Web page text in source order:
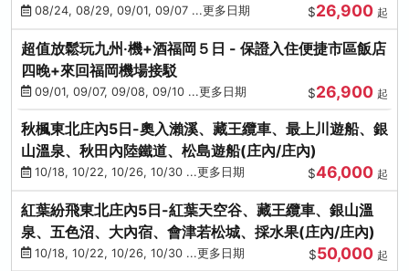
見浦08/24, 08/29, 09/01, 09/07 ...更多日期 $26,900 起
超值放鬆玩九州‧機+酒福岡５日 - 保證入住便捷市區飯店
四晚+來回福岡機場接駁
09/01, 09/07, 09/08, 09/10 ...更多日期 $26,900 起
秋楓東北庄內5日-奧入瀨溪、藏王纜車、最上川遊船、銀
山溫泉、秋田內陸鐵道、松島遊船(庄內/庄內)
10/18, 10/22, 10/26, 10/30 ...更多日期 $46,000 起
紅葉紛飛東北庄內5日-紅葉天空谷、藏王纜車、銀山溫
泉、五色沼、大內宿、會津若松城、採水果(庄內/庄內)
10/18, 10/22, 10/26, 10/30 ...更多日期 $50,000 起